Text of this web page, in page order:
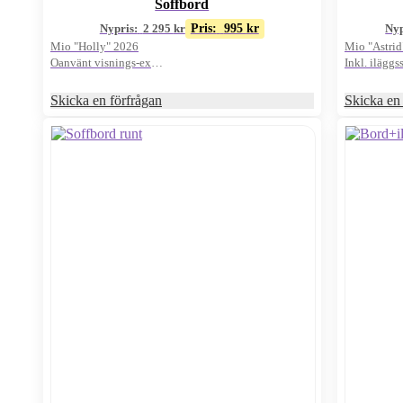
Soffbord
Nypris: 2 295 kr Pris: 995 kr
Mio "Holly" 2026
Oanvänt visnings-ex
Skicka en förfrågan
Mio
Inkl.
Skicka